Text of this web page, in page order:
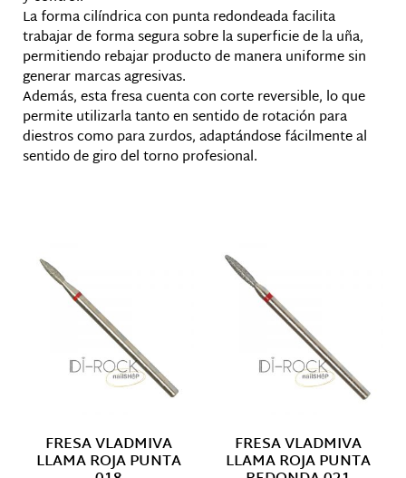
La forma cilíndrica con punta redondeada facilita
trabajar de forma segura sobre la superficie de la uña,
permitiendo rebajar producto de manera uniforme sin
generar marcas agresivas.
Además, esta fresa cuenta con corte reversible, lo que
permite utilizarla tanto en sentido de rotación para
diestros como para zurdos, adaptándose fácilmente al
sentido de giro del torno profesional.
FRESA VLADMIVA
LLAMA ROJA PUNTA
FRESA VLADMIVA
LLAMA ROJA PUNTA